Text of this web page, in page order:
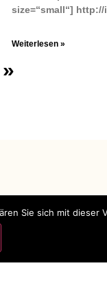
size=“small“]
Weiterlesen »
Impressum
Datenschutz
Sie sich mit dieser